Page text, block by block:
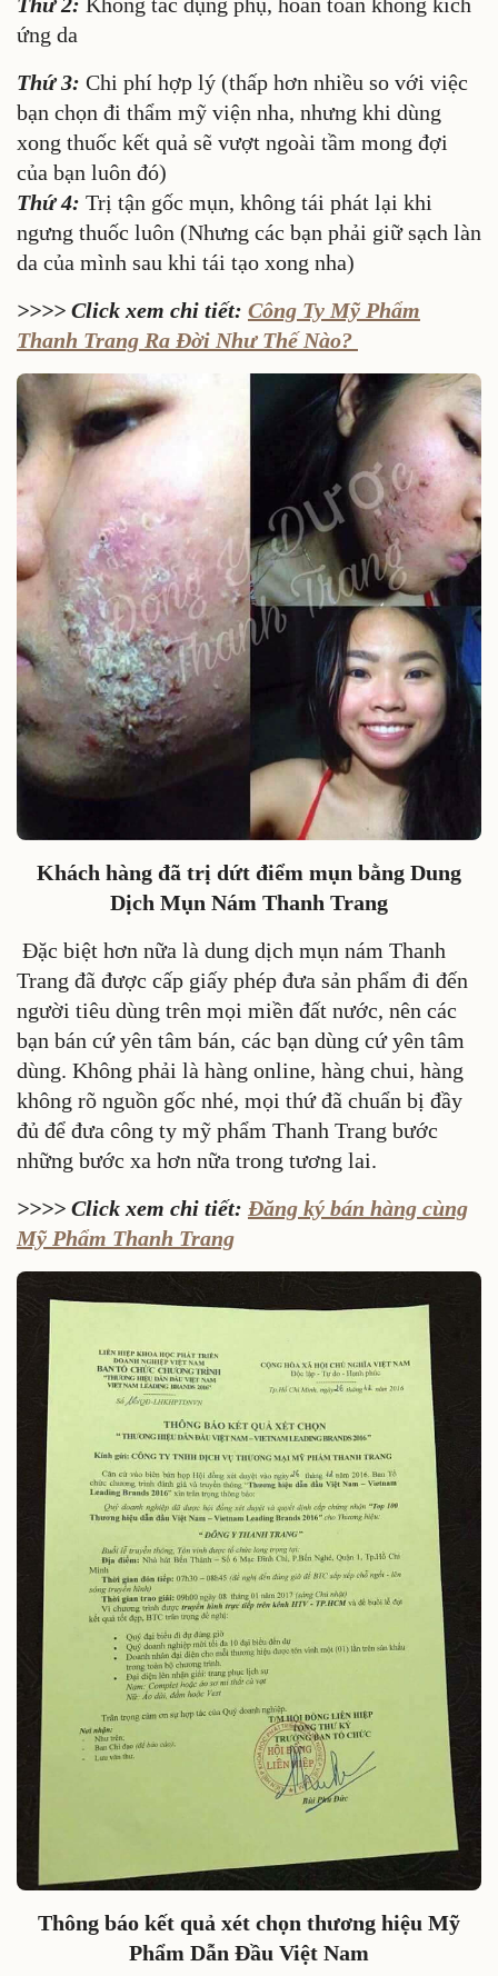
ứng da
Thứ 3: Chi phí hợp lý (thấp hơn nhiều so với việc
bạn chọn đi thẩm mỹ viện nha, nhưng khi dùng
xong thuốc kết quả sẽ vượt ngoài tầm mong đợi
của bạn luôn đó)
Thứ 4: Trị tận gốc mụn, không tái phát lại khi
ngưng thuốc luôn (Nhưng các bạn phải giữ sạch làn
da của mình sau khi tái tạo xong nha)
>>>> Click xem chi tiết: Công Ty Mỹ Phẩm
Thanh Trang Ra Đời Như Thế Nào?
Khách hàng đã trị dứt điểm mụn bằng Dung
Dịch Mụn Nám Thanh Trang
Đặc biệt hơn nữa là dung dịch mụn nám Thanh
Trang đã được cấp giấy phép đưa sản phẩm đi đến
người tiêu dùng trên mọi miền đất nước, nên các
bạn bán cứ yên tâm bán, các bạn dùng cứ yên tâm
dùng. Không phải là hàng online, hàng chui, hàng
không rõ nguồn gốc nhé, mọi thứ đã chuẩn bị đầy
đủ để đưa công ty mỹ phẩm Thanh Trang bước
những bước xa hơn nữa trong tương lai.
>>>> Click xem chi tiết: Đăng ký bán hàng cùng
Mỹ Phẩm Thanh Trang
Thông báo kết quả xét chọn thương hiệu Mỹ
Phẩm Dẫn Đầu Việt Nam